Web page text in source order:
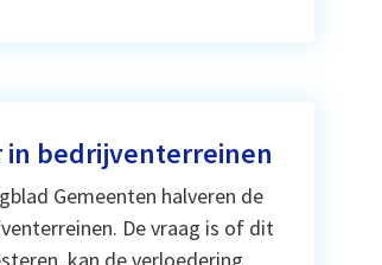
bedrijventerreinen
Gemeenten halveren de
De vraag is of dit
kan de verloedering